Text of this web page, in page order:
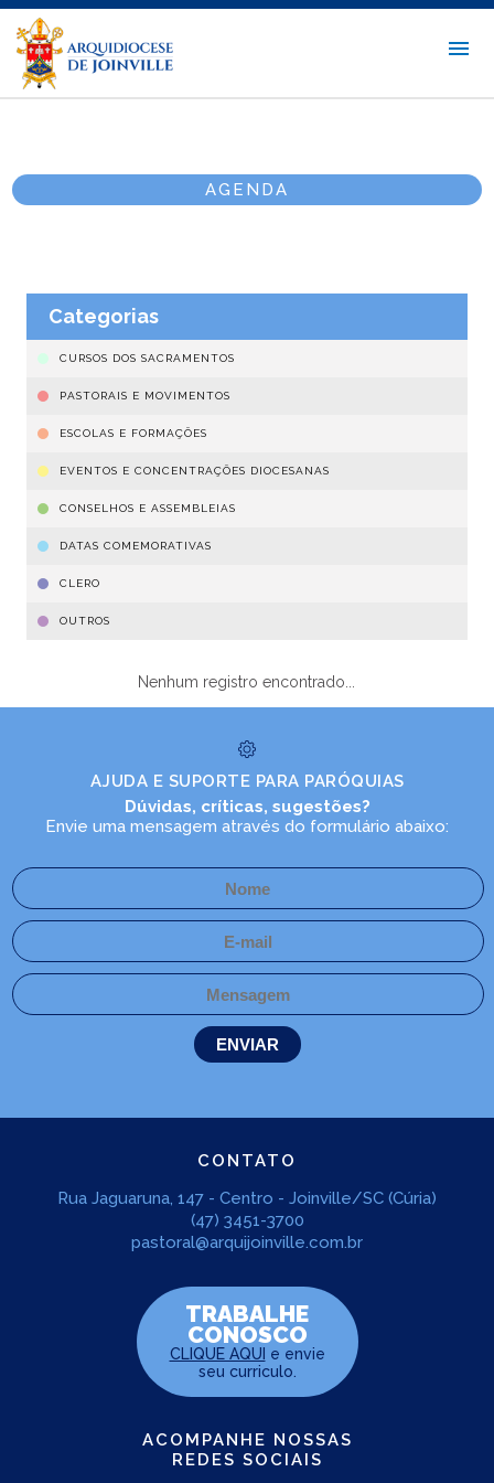
AGENDA
Categorias
CURSOS DOS SACRAMENTOS
PASTORAIS E MOVIMENTOS
ESCOLAS E FORMAÇÕES
EVENTOS E CONCENTRAÇÕES DIOCESANAS
CONSELHOS E ASSEMBLEIAS
DATAS COMEMORATIVAS
CLERO
OUTROS
Nenhum registro encontrado...
AJUDA E SUPORTE PARA PARÓQUIAS
Dúvidas, críticas, sugestões?
Envie uma mensagem através do formulário abaixo:
CONTATO
Rua Jaguaruna, 147 - Centro - Joinville/SC (Cúria)
(47) 3451-3700
pastoral@arquijoinville.com.br
TRABALHE
CONOSCO
CLIQUE AQUI e envie
seu curriculo.
ACOMPANHE NOSSAS
REDES SOCIAIS